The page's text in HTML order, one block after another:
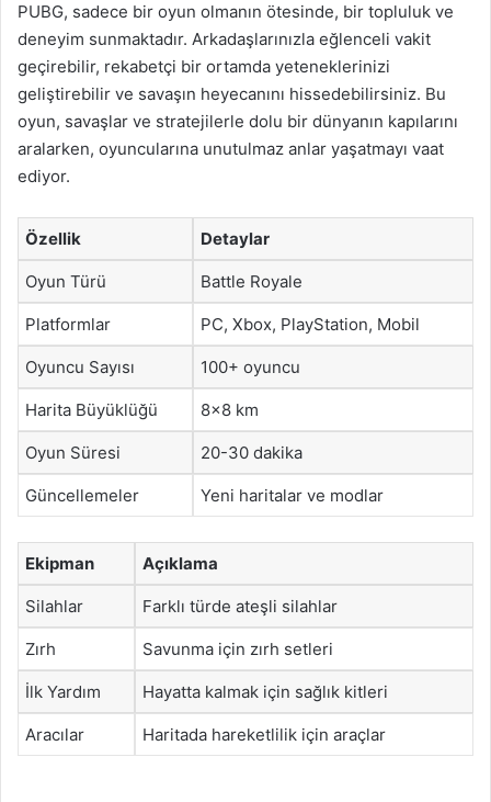
PUBG, sadece bir oyun olmanın ötesinde, bir topluluk ve
deneyim sunmaktadır. Arkadaşlarınızla eğlenceli vakit
geçirebilir, rekabetçi bir ortamda yeteneklerinizi
geliştirebilir ve savaşın heyecanını hissedebilirsiniz. Bu
oyun, savaşlar ve stratejilerle dolu bir dünyanın kapılarını
aralarken, oyuncularına unutulmaz anlar yaşatmayı vaat
ediyor.
Özellik Detaylar
Oyun Türü Battle Royale
Platformlar PC, Xbox, PlayStation, Mobil
Oyuncu Sayısı 100+ oyuncu
Harita Büyüklüğü 8×8 km
Oyun Süresi 20-30 dakika
Güncellemeler Yeni haritalar ve modlar
Ekipman Açıklama
Silahlar Farklı türde ateşli silahlar
Zırh Savunma için zırh setleri
İlk Yardım Hayatta kalmak için sağlık kitleri
Aracılar Haritada hareketlilik için araçlar